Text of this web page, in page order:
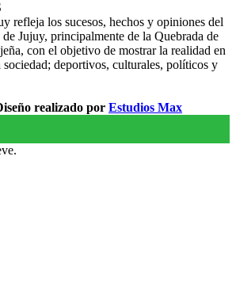
refleja los sucesos, hechos y opiniones del
Jujuy, principalmente de la Quebrada de
con el objetivo de mostrar la realidad en
sociedad; deportivos, culturales, políticos y
realizado por Estudios Max